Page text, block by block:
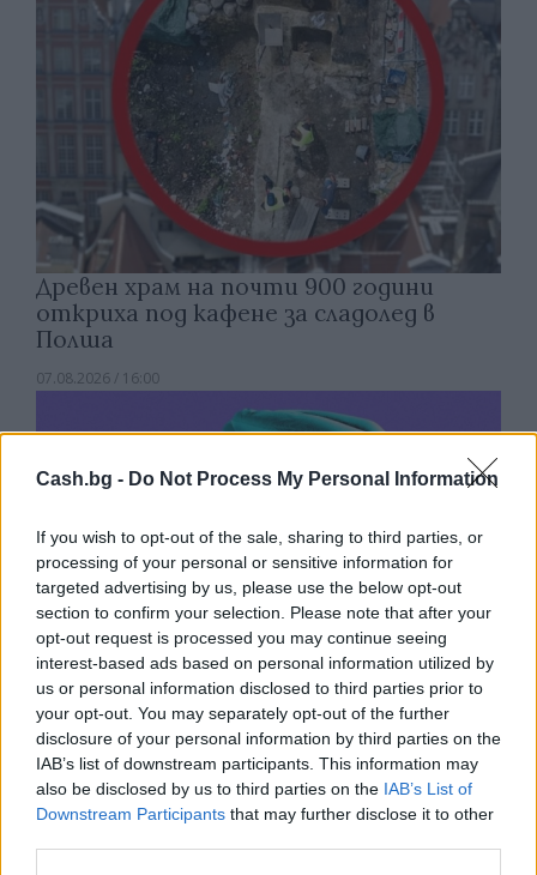
Cash.bg - Do Not Process My Personal Information
If you wish to opt-out of the sale, sharing to third parties, or
processing of your personal or sensitive information for
targeted advertising by us, please use the below opt-out
section to confirm your selection. Please note that after your
opt-out request is processed you may continue seeing
interest-based ads based on personal information utilized by
us or personal information disclosed to third parties prior to
your opt-out. You may separately opt-out of the further
disclosure of your personal information by third parties on the
IAB’s list of downstream participants. This information may
also be disclosed by us to third parties on the IAB’s List of
Downstream Participants that may further disclose it to other
Древен храм на почти 900 години
откриха под кафене за сладолед в
Полша
07.08.2026 / 16:00
Изкуствен интелект за първи път
създаде нови жизнеспособни вируси
07.08.2026 / 15:30